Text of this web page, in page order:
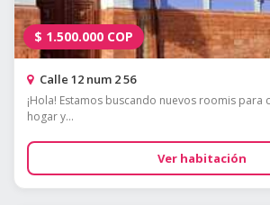
$ 1.500.000 COP
Calle 12 num 2 56
¡Hola! Estamos buscando nuevos roomis
hogar y...
Ver habitación